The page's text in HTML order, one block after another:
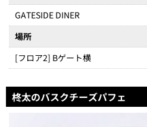
GATESIDE DINER
場所
[フロア2] Bゲート横
柊太のバスクチーズパフェ